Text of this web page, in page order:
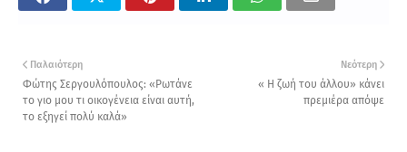
Νεότερη
« Η ζωή του άλλου» κάνει
πρεμιέρα απόψε
Παλαιότερη
Φώτης Σεργουλόπουλος: «Ρωτάνε
το γιο μου τι οικογένεια είναι αυτή,
το εξηγεί πολύ καλά»